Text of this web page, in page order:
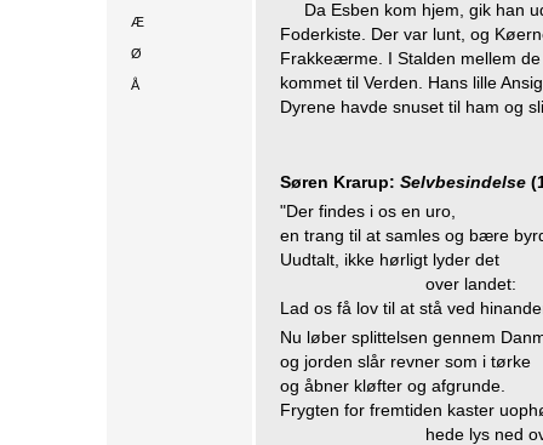
Æ
Ø
Å
Da Esben kom hjem, gik han
Foderkiste. Der var lunt, og
Frakkeærme. I Stalden mellem
kommet til Verden. Hans lille
Dyrene havde snuset til ham og
Søren Krarup: Selvbesindelse
"Der findes i os en uro,
en trang til at samles og bære
Uudtalt, ikke hørligt lyder det
over landet:
Lad os få lov til at stå ved
Nu løber splittelsen gennem
og jorden slår revner som i tørke
og åbner kløfter og afgrunde.
Frygten for fremtiden kaster
hede lys ned